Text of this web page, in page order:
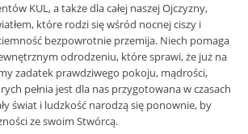
KUL, a także dla całej naszej Ojczyzny,
które rodzi się wśród nocnej ciszy i
bezpowrotnie przemija. Niech pomaga
odrodzeniu, które sprawi, że już na
zadatek prawdziwego pokoju, mądrości,
pełnia jest dla nas przygotowana w czasach
świat i ludzkość narodzą się ponownie, by
ze swoim Stwórcą.